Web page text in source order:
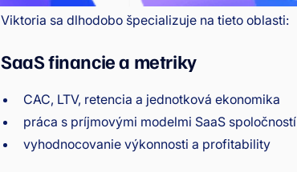
Viktoria sa dlhodobo špecializuje na tieto oblasti:
SaaS financie a metriky
CAC, LTV, retencia a jednotková ekonomika
práca s príjmovými modelmi SaaS spoločností
vyhodnocovanie výkonnosti a profitability